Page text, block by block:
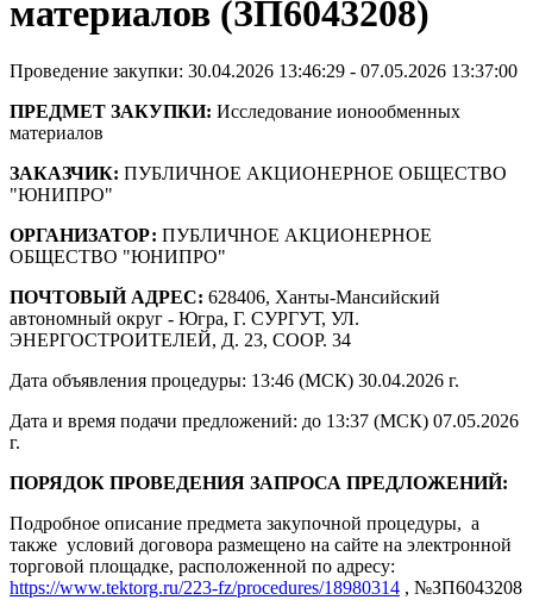
материалов (ЗП6043208)
Проведение закупки: 30.04.2026 13:46:29 - 07.05.2026 13:37:00
ПРЕДМЕТ ЗАКУПКИ: Исследование ионообменных
материалов
ЗАКАЗЧИК: ПУБЛИЧНОЕ АКЦИОНЕРНОЕ ОБЩЕСТВО
"ЮНИПРО"
ОРГАНИЗАТОР: ПУБЛИЧНОЕ АКЦИОНЕРНОЕ
ОБЩЕСТВО "ЮНИПРО"
ПОЧТОВЫЙ АДРЕС: 628406, Ханты-Мансийский
автономный округ - Югра, Г. СУРГУТ, УЛ.
ЭНЕРГОСТРОИТЕЛЕЙ, Д. 23, СООР. 34
Дата объявления процедуры: 13:46 (МСК) 30.04.2026 г.
Дата и время подачи предложений: до 13:37 (МСК) 07.05.2026
г.
ПОРЯДОК ПРОВЕДЕНИЯ ЗАПРОСА ПРЕДЛОЖЕНИЙ:
Подробное описание предмета закупочной процедуры, а
также условий договора размещено на сайте на электронной
торговой площадке, расположенной по адресу:
https://www.tektorg.ru/223-fz/procedures/18980314 , №ЗП6043208